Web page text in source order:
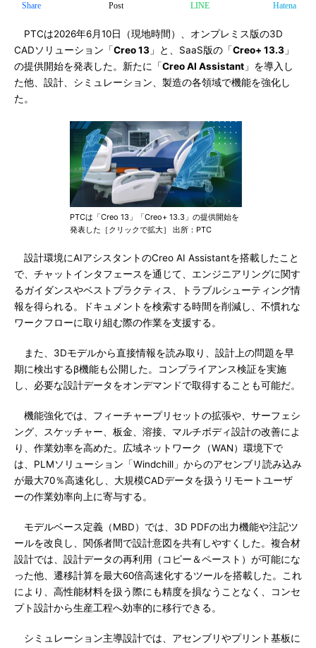
Share Post LINE Hatena
PTCは2026年6月10日（現地時間）、オンプレミス版の3D
CADソリューション「Creo 13 」と、SaaS版の「Creo+ 13.3 」
の提供開始を発表した。新たに「Creo AI Assistant 」を導入し
た他、設計、シミュレーション、製造の各領域で機能を強化し
た。
PTCは「Creo 13」「Creo+ 13.3」の提供開始を
発表した［クリックで拡大］ 出所：PTC
設計環境にAIアシスタントのCreo AI Assistantを搭載したこと
で、チャットインタフェースを通じて、エンジニアリングに関す
るガイダンスやベストプラクティス、トラブルシューティング情
報を得られる。ドキュメントを検索する時間を削減し、不慣れな
ワークフローに取り組む際の作業を支援する。
また、3Dモデルから直接情報を読み取り、設計上の問題を早
期に検出するβ機能も公開した。コンプライアンス検証を実施
し、必要な設計データをオンデマンドで取得することも可能だ。
機能強化では、フィーチャープリセットの拡張や、サーフェシ
ング、スケッチャー、板金、溶接、マルチボディ設計の改善によ
り、作業効率を高めた。広域ネットワーク（WAN）環境下で
は、PLMソリューション「Windchill」からのアセンブリ読み込み
が最大70％高速化し、大規模CADデータを扱うリモートユーザ
ーの作業効率向上に寄与する。
モデルベース定義（MBD）では、3D PDFの出力機能や注記ツ
ールを改良し、関係者間で設計意図を共有しやすくした。複合材
設計では、設計データの再利用（コピー＆ペースト）が可能にな
った他、遷移計算を最大60倍高速化するツールを搭載した。これ
により、高性能材料を扱う際にも精度を損なうことなく、コンセ
プト設計から生産工程へ効率的に移行できる。
シミュレーション主導設計では、アセンブリやプリント基板に